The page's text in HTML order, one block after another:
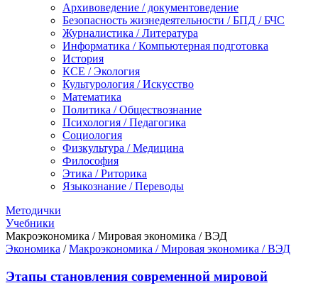
Архивоведение / документоведение
Безопасность жизнедеятельности / БПД / БЧС
Журналистика / Литература
Информатика / Компьютерная подготовка
История
КСЕ / Экология
Культурология / Искусство
Математика
Политика / Обществознание
Психология / Педагогика
Социология
Физкультура / Медицина
Философия
Этика / Риторика
Языкознание / Переводы
Методички
Учебники
Макроэкономика / Мировая экономика / ВЭД
Экономика /Макроэкономика / Мировая экономика / ВЭД
Этапы становления современной мировой